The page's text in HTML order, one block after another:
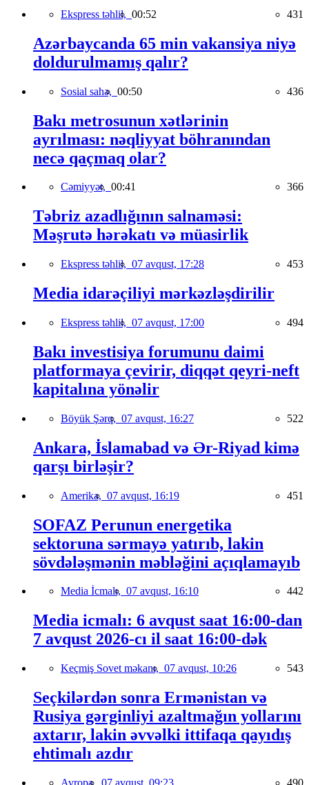
Ekspress təhlil, 00:52 431
Azərbaycanda 65 min vakansiya niyə
doldurulmamış qalır?
Sosial sahə, 00:50 436
Bakı metrosunun xətlərinin
ayrılması: nəqliyyat böhranından
necə qaçmaq olar?
Cəmiyyət, 00:41 366
Təbriz azadlığının salnaməsi:
Məşrutə hərəkatı və müasirlik
Ekspress təhlil, 07 avqust, 17:28 453
Media idarəçiliyi mərkəzləşdirilir
Ekspress təhlil, 07 avqust, 17:00 494
Bakı investisiya forumunu daimi
platformaya çevirir, diqqət qeyri-neft
kapitalına yönəlir
Böyük Şərq, 07 avqust, 16:27 522
Ankara, İslamabad və Ər-Riyad kimə
qarşı birləşir?
Amerika, 07 avqust, 16:19 451
SOFAZ Perunun energetika
sektoruna sərmayə yatırıb, lakin
sövdələşmənin məbləğini açıqlamayıb
Media İcmalı, 07 avqust, 16:10 442
Media icmalı: 6 avqust saat 16:00-dan
7 avqust 2026-cı il saat 16:00-dək
Keçmiş Sovet məkanı, 07 avqust, 10:26 543
Seçkilərdən sonra Ermənistan və
Rusiya gərginliyi azaltmağın yollarını
axtarır, lakin əvvəlki ittifaqa qayıdış
ehtimalı azdır
Avropa, 07 avqust, 09:23 490